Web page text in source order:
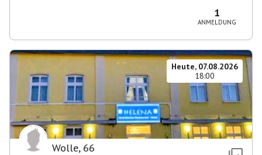
1
ANMELDUNG
Heute, 07.08.2026
18:00
Wolle, 66